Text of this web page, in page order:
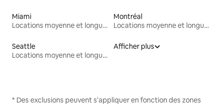
Miami
Locations moyenne et longue durée
Montréal
Locations moyenne et longue durée
Seattle
Locations moyenne et longue durée
Afficher plus
* Des exclusions peuvent s'appliquer en fonction des zones